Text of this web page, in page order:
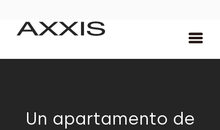
Un apartamento de